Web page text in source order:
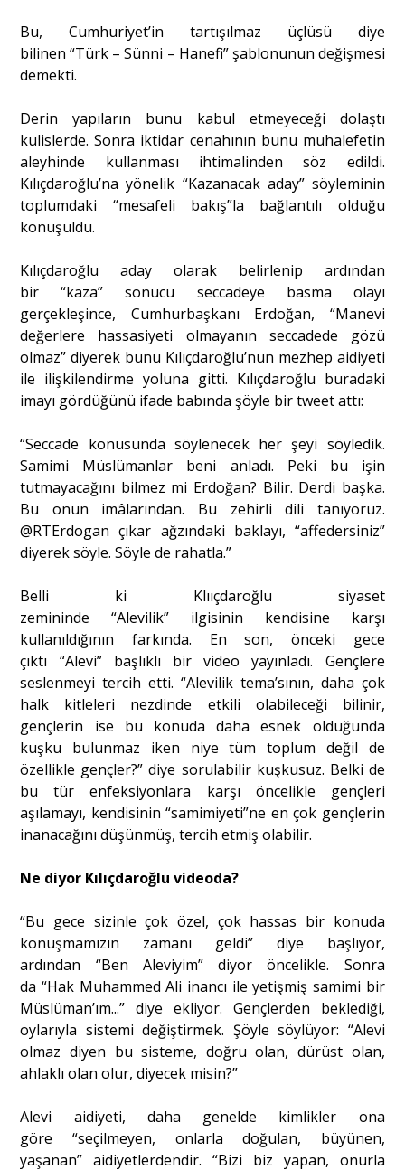
Bu, Cumhuriyet’in tartışılmaz üçlüsü diye
bilinen “Türk – Sünni – Hanefi” şablonunun değişmesi
demekti.
Derin yapıların bunu kabul etmeyeceği dolaştı
kulislerde. Sonra iktidar cenahının bunu muhalefetin
aleyhinde kullanması ihtimalinden söz edildi.
Kılıçdaroğlu’na yönelik “Kazanacak aday” söyleminin
toplumdaki “mesafeli bakış”la bağlantılı olduğu
konuşuldu.
Kılıçdaroğlu aday olarak belirlenip ardından
bir “kaza” sonucu seccadeye basma olayı
gerçekleşince, Cumhurbaşkanı Erdoğan, “Manevi
değerlere hassasiyeti olmayanın seccadede gözü
olmaz” diyerek bunu Kılıçdaroğlu’nun mezhep aidiyeti
ile ilişkilendirme yoluna gitti. Kılıçdaroğlu buradaki
imayı gördüğünü ifade babında şöyle bir tweet attı:
“Seccade konusunda söylenecek her şeyi söyledik.
Samimi Müslümanlar beni anladı. Peki bu işin
tutmayacağını bilmez mi Erdoğan? Bilir. Derdi başka.
Bu onun imâlarından. Bu zehirli dili tanıyoruz.
@RTErdogan çıkar ağzındaki baklayı, “affedersiniz”
diyerek söyle. Söyle de rahatla.”
Belli ki Klııçdaroğlu siyaset
zemininde “Alevilik” ilgisinin kendisine karşı
kullanıldığının farkında. En son, önceki gece
çıktı “Alevi” başlıklı bir video yayınladı. Gençlere
seslenmeyi tercih etti. “Alevilik tema’sının, daha çok
halk kitleleri nezdinde etkili olabileceği bilinir,
gençlerin ise bu konuda daha esnek olduğunda
kuşku bulunmaz iken niye tüm toplum değil de
özellikle gençler?” diye sorulabilir kuşkusuz. Belki de
bu tür enfeksiyonlara karşı öncelikle gençleri
aşılamayı, kendisinin “samimiyeti”ne en çok gençlerin
inanacağını düşünmüş, tercih etmiş olabilir.
Ne diyor Kılıçdaroğlu videoda?
“Bu gece sizinle çok özel, çok hassas bir konuda
konuşmamızın zamanı geldi” diye başlıyor,
ardından “Ben Aleviyim” diyor öncelikle. Sonra
da “Hak Muhammed Ali inancı ile yetişmiş samimi bir
Müslüman’ım...” diye ekliyor. Gençlerden beklediği,
oylarıyla sistemi değiştirmek. Şöyle söylüyor: “Alevi
olmaz diyen bu sisteme, doğru olan, dürüst olan,
ahlaklı olan olur, diyecek misin?”
Alevi aidiyeti, daha genelde kimlikler ona
göre “seçilmeyen, onlarla doğulan, büyünen,
yaşanan” aidiyetlerdendir. “Bizi biz yapan, onurla